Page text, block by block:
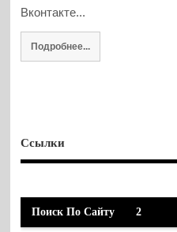
Вконтакте...
Подробнее...
Ссылки
Поиск По Сайту 2